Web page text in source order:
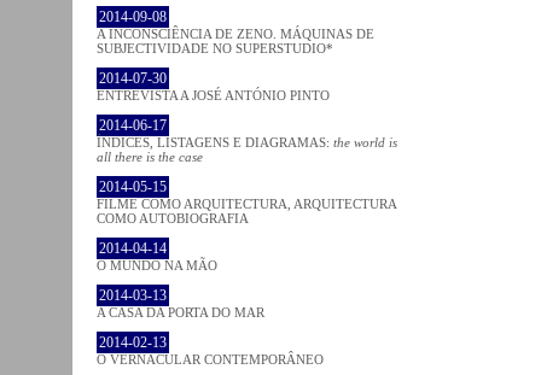
2014-09-08
A INCONSCIÊNCIA DE ZENO. MÁQUINAS DE
SUBJECTIVIDADE NO SUPERSTUDIO*
2014-07-30
ENTREVISTA A JOSÉ ANTÓNIO PINTO
2014-06-17
ÍNDICES, LISTAGENS E DIAGRAMAS: the world is
all there is the case
2014-05-15
FILME COMO ARQUITECTURA, ARQUITECTURA
COMO AUTOBIOGRAFIA
2014-04-14
O MUNDO NA MÃO
2014-03-13
A CASA DA PORTA DO MAR
2014-02-13
O VERNACULAR CONTEMPORÂNEO